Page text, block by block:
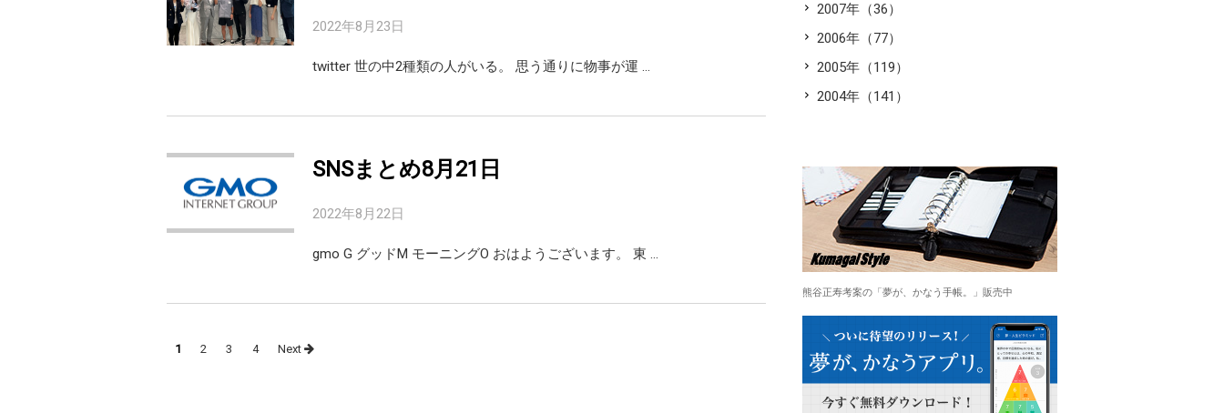
2022年8月23日
twitter 世の中2種類の人がいる。 思う通りに物事が運 …
SNSまとめ8月21日
2022年8月22日
gmo G グッドM モーニングO おはようございます。 東 …
Posts
1 2 3 4 Next
2007年（36）
2006年（77）
2005年（119）
2004年（141）
熊谷正寿考案の「夢が、かなう手帳。」販売中